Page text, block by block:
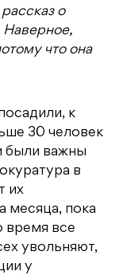
о
Наверное,
что она
к
30 человек
были важны
в
их
месяца, пока
время все
увольняют,
у